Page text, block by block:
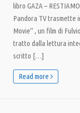
libro GAZA –
Pandora TV trasmette
Movie” , un film di
tratto dalla lettura
scritto […]
Read more